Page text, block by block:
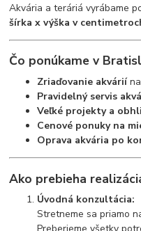
Akvária a teráriá vyrábame
šírka x výška v
Čo ponúkame v
Zriaďovanie akvárií
Pravidelný servis
Veľké projekty a
Cenové ponuky na
Oprava akvária po
Ako prebieha
Úvodná konzultácia:
Stretneme sa priamo